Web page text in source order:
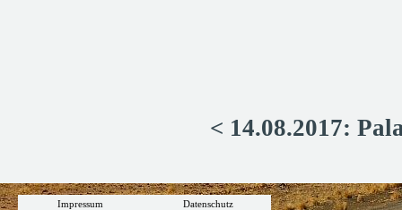
< 14.08.2017:
Impressum Datenschutz